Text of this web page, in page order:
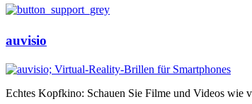
auvisio
Echtes Kopfkino: Schauen Sie Filme und Videos wie